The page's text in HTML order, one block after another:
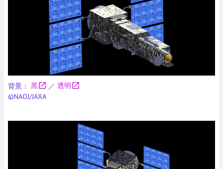
背景： 黒open_in_new ／ 透明open_in_new
©NAOJ/JAXA